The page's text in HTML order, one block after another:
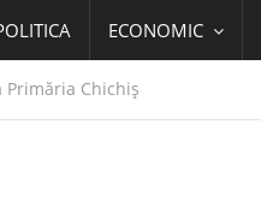
ECONOMIC
Chichiş